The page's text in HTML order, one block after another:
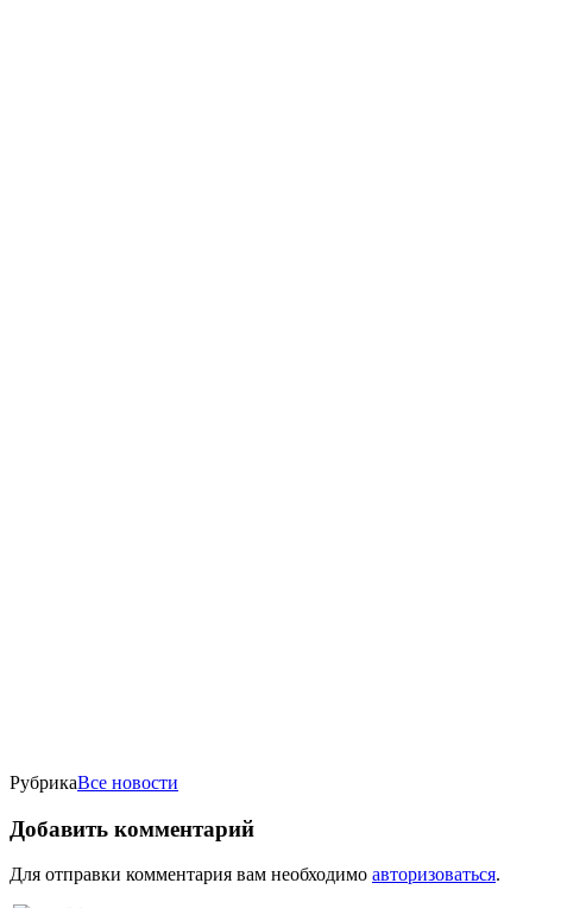
РубрикаВсе новости
Добавить комментарий
Для отправки комментария вам необходимо авторизоваться.